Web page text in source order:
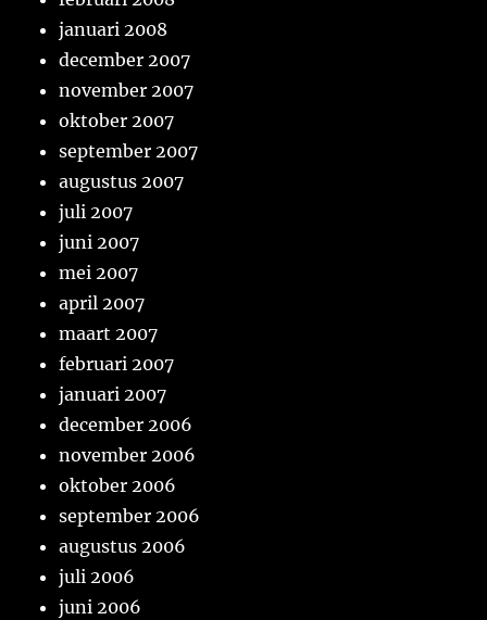
januari 2008
december 2007
november 2007
oktober 2007
september 2007
augustus 2007
juli 2007
juni 2007
mei 2007
april 2007
maart 2007
februari 2007
januari 2007
december 2006
november 2006
oktober 2006
september 2006
augustus 2006
juli 2006
juni 2006